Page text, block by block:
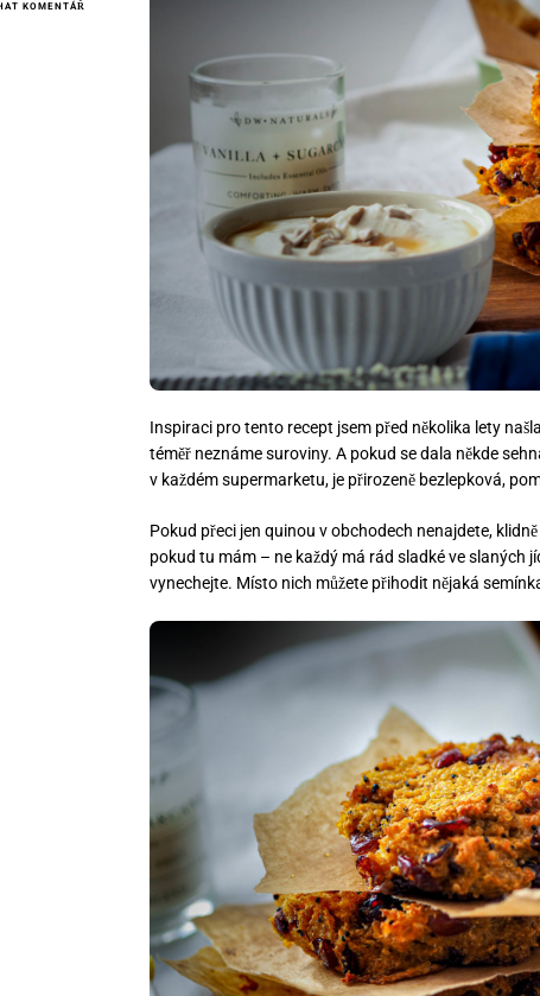
KOMENTÁŘ
Inspiraci pro tento recept jsem před několika lety
téměř neznáme suroviny. A pokud se dala někde
v každém supermarketu, je přirozeně bezlepková,
Pokud přeci jen quinou v obchodech nenajdete,
pokud tu mám – ne každý má rád sladké ve slaných
vynechejte. Místo nich můžete přihodit nějaká